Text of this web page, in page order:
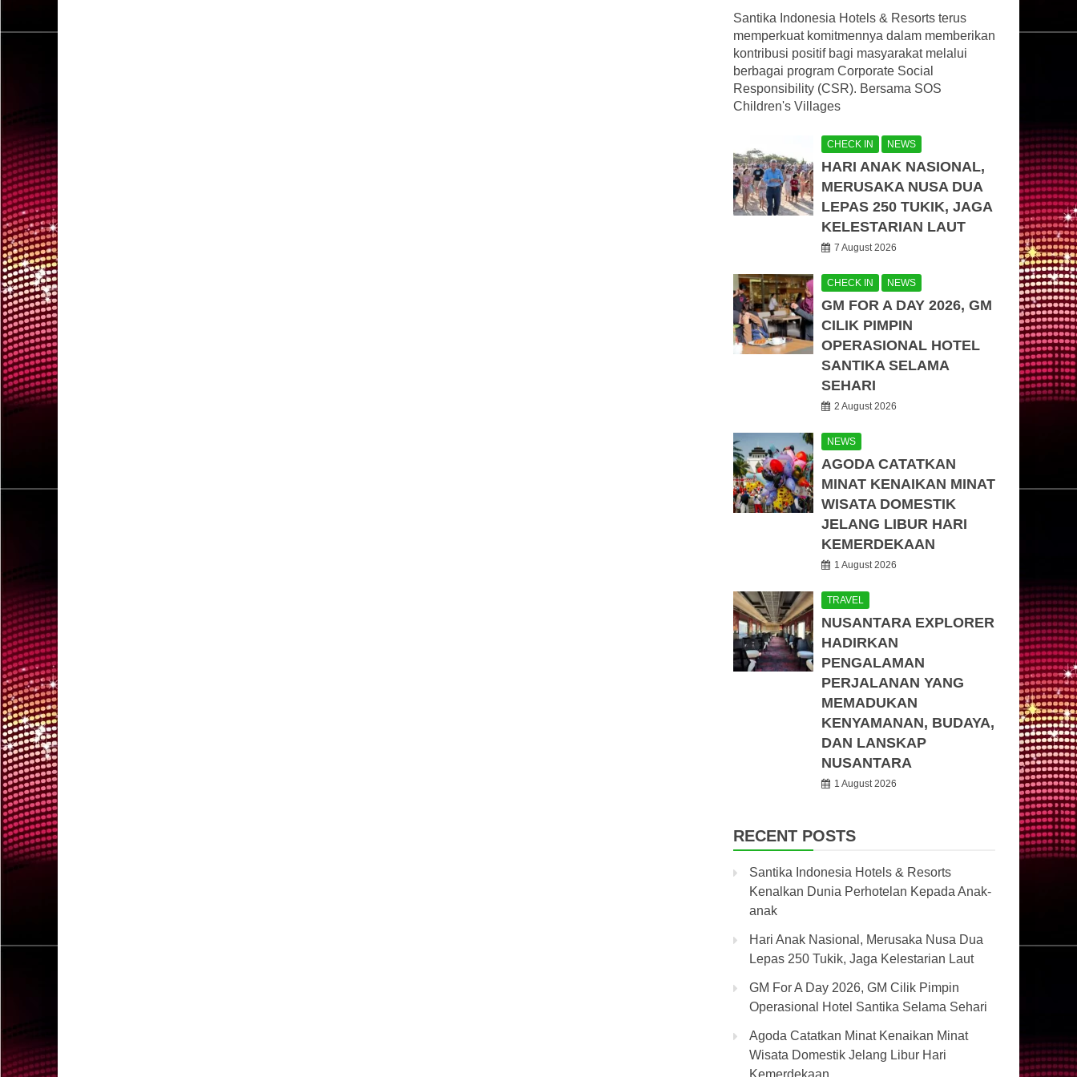
Santika Indonesia Hotels & Resorts terus
memperkuat komitmennya dalam memberikan
kontribusi positif bagi masyarakat melalui
berbagai program Corporate Social
Responsibility (CSR). Bersama SOS
Children's Villages
CHECK IN NEWS
HARI ANAK NASIONAL,
MERUSAKA NUSA DUA
LEPAS 250 TUKIK, JAGA
KELESTARIAN LAUT
7 August 2026
CHECK IN NEWS
GM FOR A DAY 2026, GM
CILIK PIMPIN
OPERASIONAL HOTEL
SANTIKA SELAMA
SEHARI
2 August 2026
NEWS
AGODA CATATKAN
MINAT KENAIKAN MINAT
WISATA DOMESTIK
JELANG LIBUR HARI
KEMERDEKAAN
1 August 2026
TRAVEL
NUSANTARA EXPLORER
HADIRKAN
PENGALAMAN
PERJALANAN YANG
MEMADUKAN
KENYAMANAN, BUDAYA,
DAN LANSKAP
NUSANTARA
1 August 2026
RECENT POSTS
Santika Indonesia Hotels & Resorts
Kenalkan Dunia Perhotelan Kepada Anak-
anak
Hari Anak Nasional, Merusaka Nusa Dua
Lepas 250 Tukik, Jaga Kelestarian Laut
GM For A Day 2026, GM Cilik Pimpin
Operasional Hotel Santika Selama Sehari
Agoda Catatkan Minat Kenaikan Minat
Wisata Domestik Jelang Libur Hari